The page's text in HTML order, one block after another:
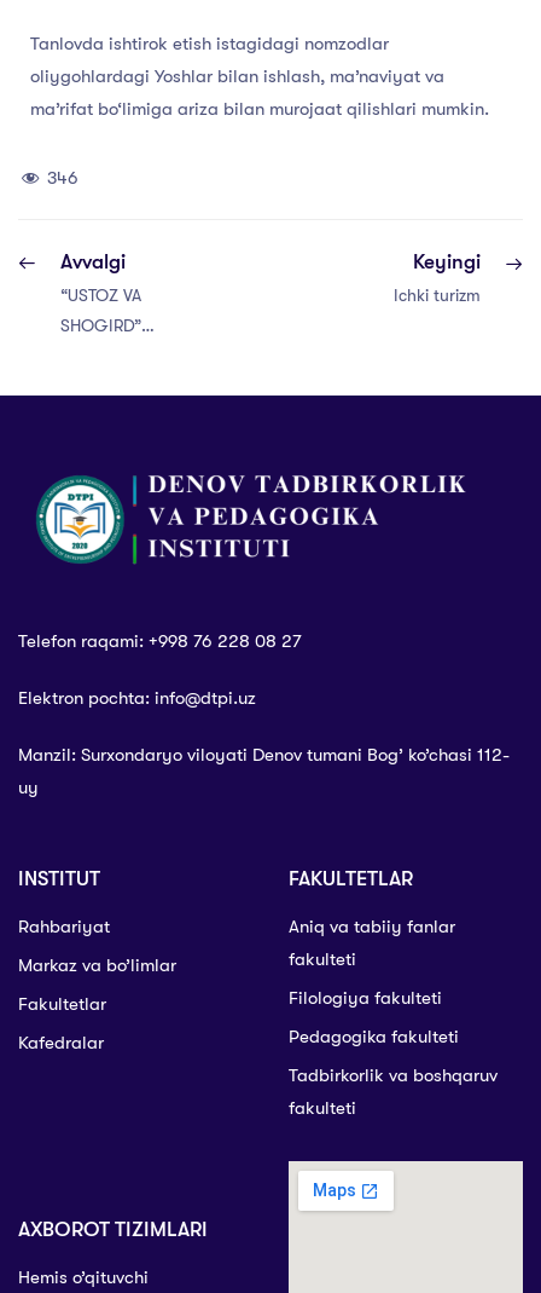
Tanlovda ishtirok etish istagidagi nomzodlar
oliygohlardagi Yoshlar bilan ishlash, ma’naviyat va
ma’rifat bo‘limiga ariza bilan murojaat qilishlari mumkin.
346
Avvalgi
“USTOZ VA
SHOGIRD”
Keyingi
Ichki turizm
Telefon raqami: +998 76 228 08 27
Elektron pochta: info@dtpi.uz
Manzil: Surxondaryo viloyati Denov tumani Bog’ ko’chasi 112-
uy
INSTITUT
Rahbariyat
Markaz va bo’limlar
Fakultetlar
Kafedralar
FAKULTETLAR
Aniq va tabiiy fanlar
fakulteti
Filologiya fakulteti
Pedagogika fakulteti
Tadbirkorlik va boshqaruv
fakulteti
AXBOROT TIZIMLARI
Hemis o’qituvchi